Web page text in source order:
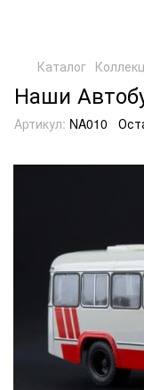
Каталог
Наши
Артикул: NA010